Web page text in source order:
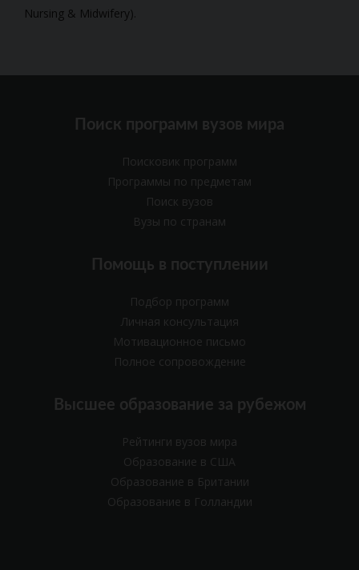
Nursing & Midwifery).
Поиск программ вузов мира
Поисковик программ
Программы по предметам
Поиск вузов
Вузы по странам
Помощь в поступлении
Подбор программ
Личная консультация
Мотивационное письмо
Полное сопровождение
Высшее образование за рубежом
Рейтинги вузов мира
Образование в США
Образование в Британии
Образование в Голландии